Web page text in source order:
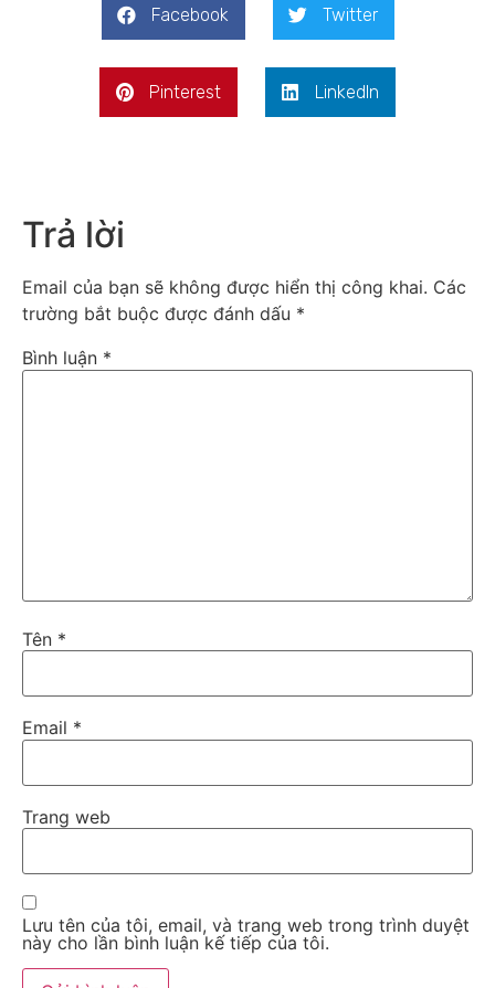
Facebook Twitter
Pinterest LinkedIn
Trả lời
Email của bạn sẽ không được hiển thị công khai. Các
trường bắt buộc được đánh dấu *
Bình luận *
Tên *
Email *
Trang web
Lưu tên của tôi, email, và trang web trong trình duyệt
này cho lần bình luận kế tiếp của tôi.